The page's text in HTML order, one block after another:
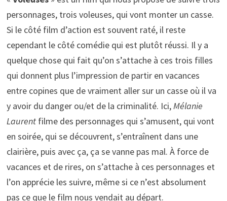
personnages, trois voleuses, qui vont monter un casse.
Si le côté film d’action est souvent raté, il reste
cependant le côté comédie qui est plutôt réussi. Il y a
quelque chose qui fait qu’on s’attache à ces trois filles
qui donnent plus l’impression de partir en vacances
entre copines que de vraiment aller sur un casse où il va
y avoir du danger ou/et de la criminalité. Ici,Mélanie
Laurentfilme des personnages qui s’amusent, qui vont
en soirée, qui se découvrent, s’entraînent dans une
clairière, puis avec ça, ça se vanne pas mal. À force de
vacances et de rires, on s’attache à ces personnages et
l’on apprécie les suivre, même si ce n’est absolument
pas ce que le film nous vendait au départ.